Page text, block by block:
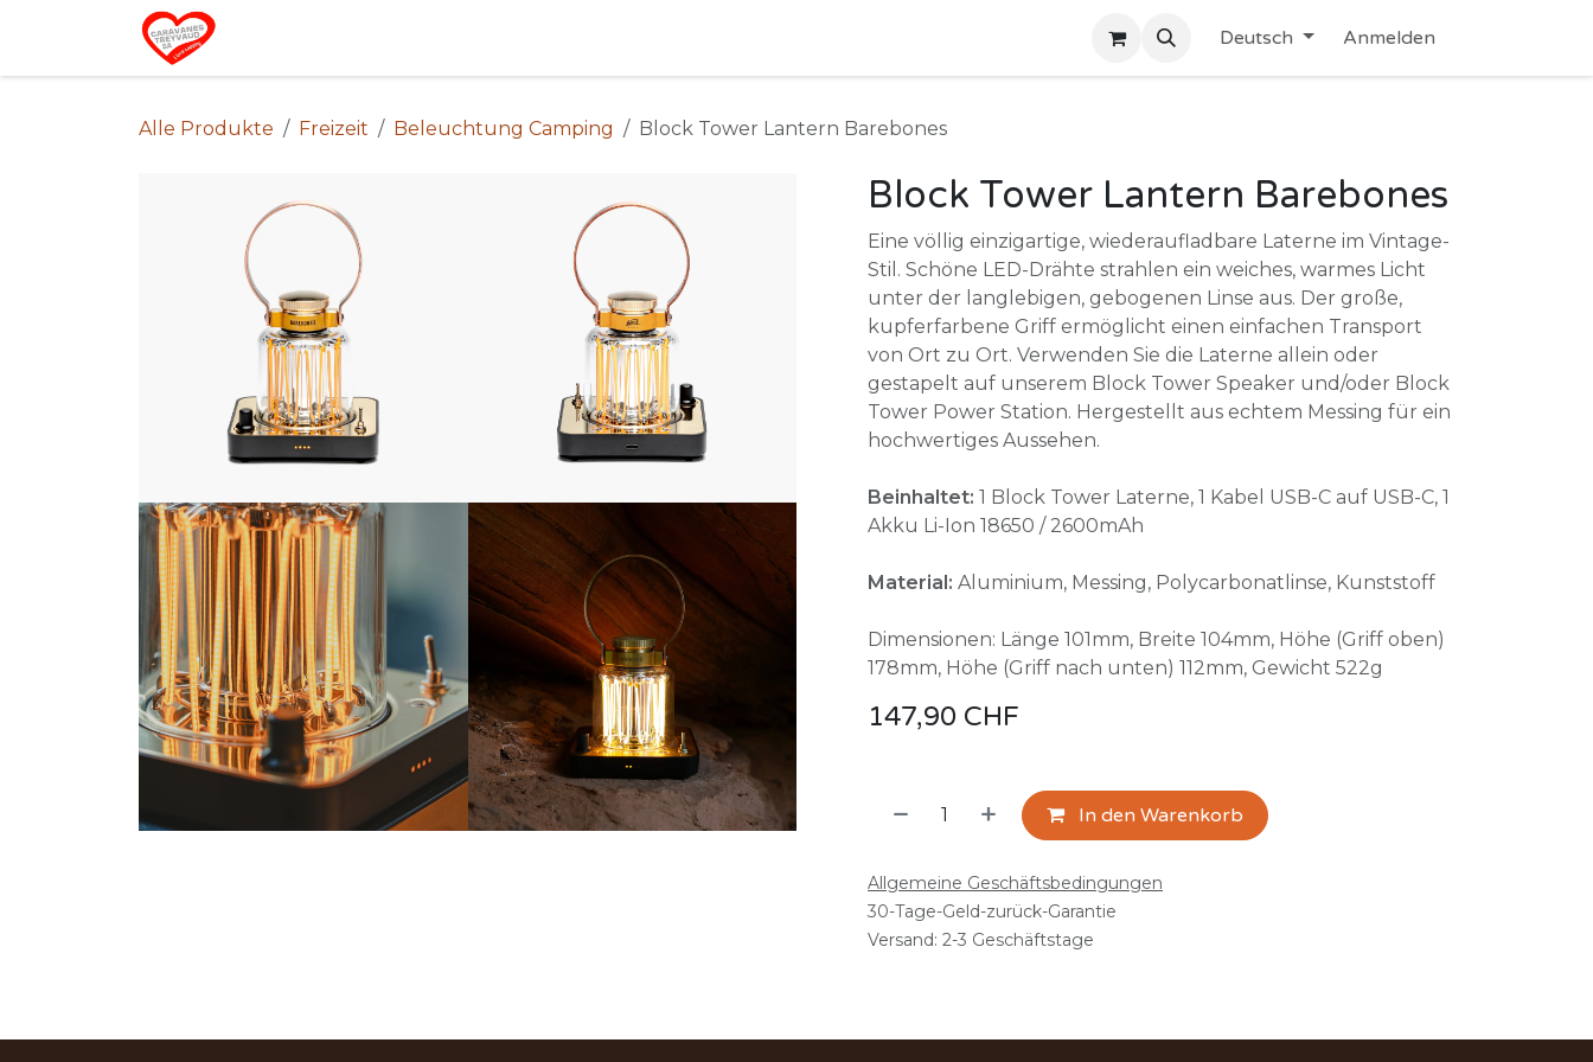
Zum Inhalt springen
Deutsch Anmelden
Alle Produkte Freizeit Beleuchtung Camping Block Tower Lantern Barebones
Block Tower Lantern Barebones
Eine völlig einzigartige, wiederaufladbare Laterne im Vintage-
Stil. Schöne LED-Drähte strahlen ein weiches, warmes Licht
unter der langlebigen, gebogenen Linse aus. Der große,
kupferfarbene Griff ermöglicht einen einfachen Transport
von Ort zu Ort. Verwenden Sie die Laterne allein oder
gestapelt auf unserem Block Tower Speaker und/oder Block
Tower Power Station. Hergestellt aus echtem Messing für ein
hochwertiges Aussehen.
Beinhaltet: 1 Block Tower Laterne, 1 Kabel USB-C auf USB-C, 1
Akku Li-Ion 18650 / 2600mAh
Material: Aluminium, Messing, Polycarbonatlinse, Kunststoff
Dimensionen: Länge 101mm, Breite 104mm, Höhe (Griff oben)
178mm, Höhe (Griff nach unten) 112mm, Gewicht 522g
147,90 CHF
In den Warenkorb
Allgemeine Geschäftsbedingungen
30-Tage-Geld-zurück-Garantie
Versand: 2-3 Geschäftstage